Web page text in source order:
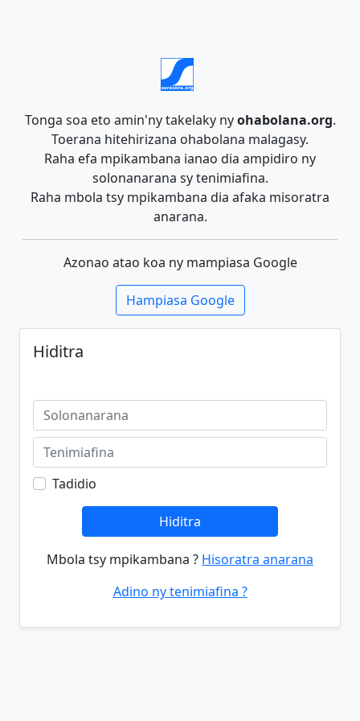
Tonga soa eto amin'ny takelaky nyohabolana.org.
Toerana hitehirizana ohabolana malagasy.
Raha efa mpikambana ianao dia ampidiro ny
solonanarana sy tenimiafina.
Raha mbola tsy mpikambana dia afaka misoratra
anarana.
Azonao atao koa ny mampiasa Google
Hampiasa Google
Hiditra
Tadidio
Hiditra
Mbola tsy mpikambana ? Hisoratra anarana
Adino ny tenimiafina ?